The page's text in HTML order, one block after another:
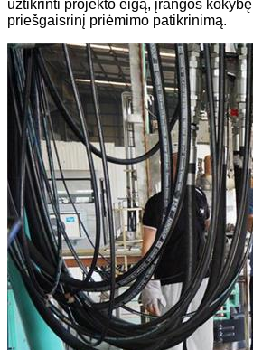
užtikrinti projekto eigą, įrangos
priešgaisrinį priėmimo patikrinimą.